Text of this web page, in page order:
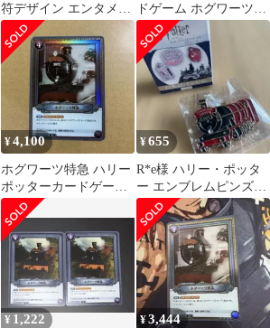
符デザイン エンタメカ
ード レア
ドゲーム ホグワーツ特
急 R 01-034
¥4,100
ホグワーツ特急 ハリー
ポッターカードゲーム
R★
¥655
R*e様 ハリー・ポッタ
ー エンブレムピンズコ
レクション ホグワーツ
特急
¥ 1,222 ¥3,444